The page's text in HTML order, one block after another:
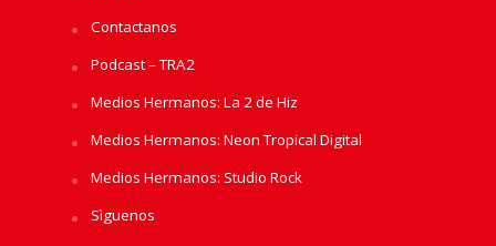
Contactanos
Podcast – TRA2
Medios Hermanos: La 2 de Hiz
Medios Hermanos: Neon Tropical Digital
Medios Hermanos: Studio Rock
Sìguenos